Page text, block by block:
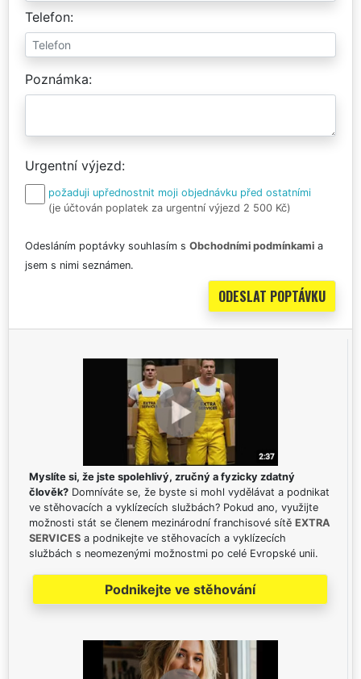
Telefon
Poznámka
Urgentní výjezd
požaduji upřednostnit moji objednávku před ostatními
(je účtován poplatek za urgentní výjezd 2 500 Kč)
Odesláním poptávky souhlasím s Obchodními podmínkami a
jsem s nimi seznámen.
Myslíte si, že jste spolehlivý, zručný a fyzicky zdatný
člověk? Domníváte se, že byste si mohl vydělávat a podnikat
ve stěhovacích a vyklízecích službách? Pokud ano, využijte
možnosti stát se členem mezinárodní franchisové sítě EXTRA
SERVICES a podnikejte ve stěhovacích a vyklízecích
službách s neomezenými možnostmi po celé Evropské unii.
Podnikejte ve stěhování